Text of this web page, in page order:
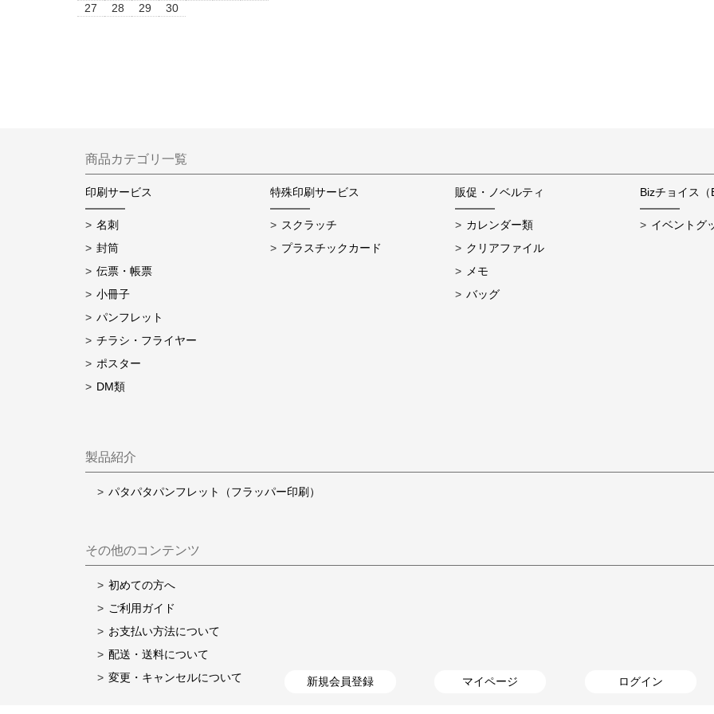
27
28 29 30
商品カテゴリ一覧
印刷サービス
名刺
封筒
伝票・帳票
小冊子
パンフレット
チラシ・フライヤー
ポスター
DM類
特殊印刷サービス
スクラッチ
プラスチックカード
販促・ノベルティ
カレンダー類
クリアファイル
メモ
バッグ
Bizチョイス（
イベントグ
製品紹介
パタパタパンフレット（フラッパー印刷）
その他のコンテンツ
初めての方へ
ご利用ガイド
お支払い方法について
配送・送料について
変更・キャンセルについて
新規会員登録 マイページ ログイン